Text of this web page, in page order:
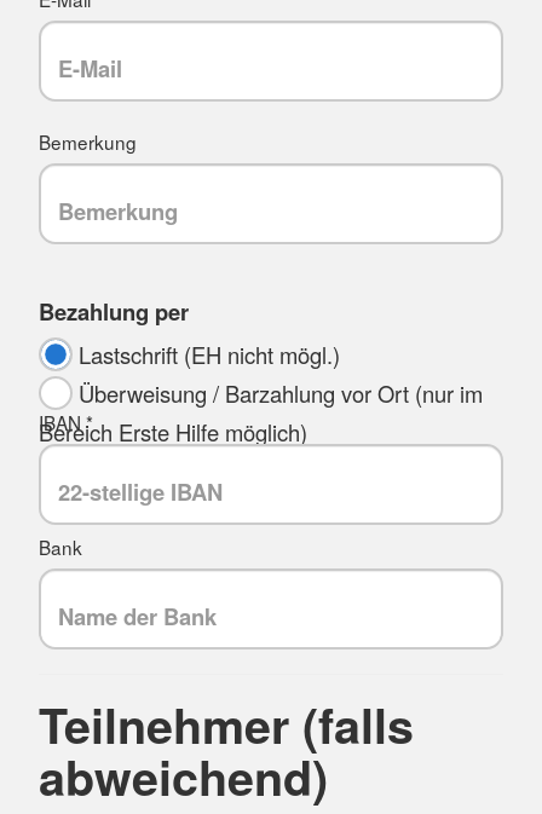
Bemerkung
Bezahlung per
Lastschrift (EH nicht mögl.)
Überweisung / Barzahlung vor Ort (nur im
Bereich Erste Hilfe möglich)
IBAN *
Bank
Teilnehmer (falls
abweichend)